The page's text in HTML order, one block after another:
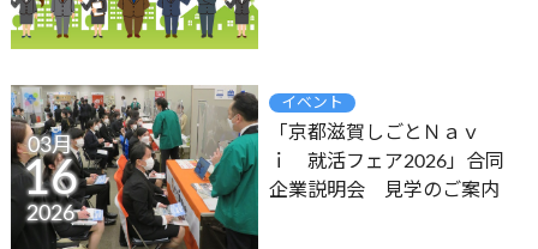
03月
16
2026
イベント
「京都滋賀しごとＮａｖ
ｉ 就活フェア2026」合同
企業説明会 見学のご案内